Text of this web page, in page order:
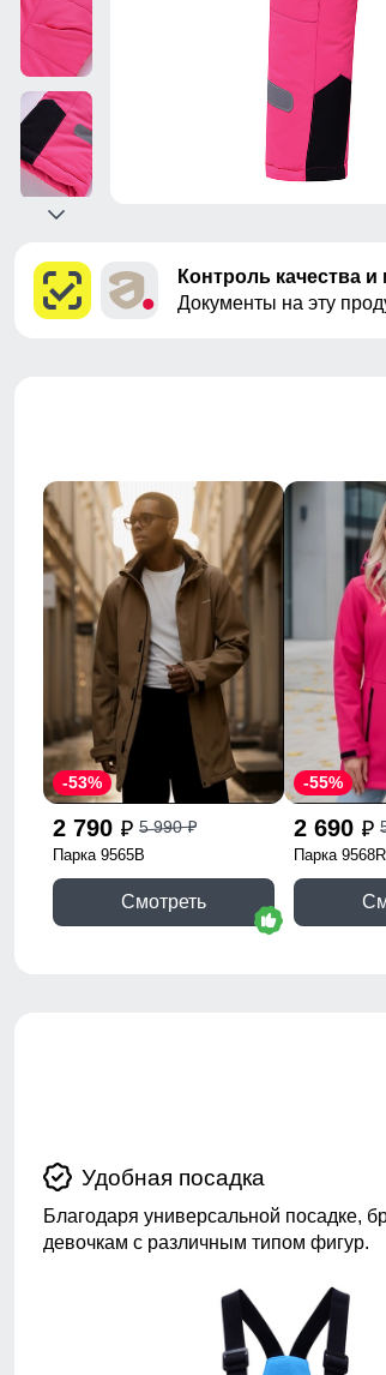
Контроль качества
Документы на эту
2 790 p 5 990p
-53%
Парка 9565B
Смотреть
2 690 p
-55%
Парка 9568R
Удобная посадка
Благодаря универсальной посадке,
девочкам с различным типом фигур.